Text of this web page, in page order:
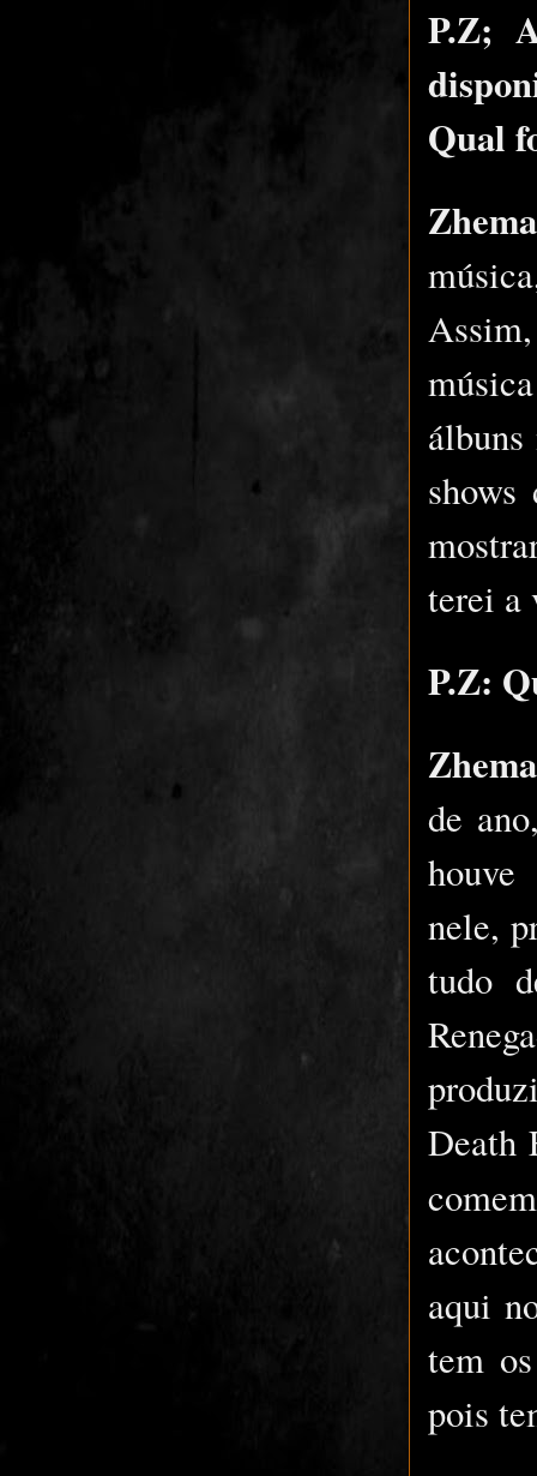
P.Z;
Qual
terei a
P.Z:
de
houve
nele,
tudo
Death
aqui
tem
pois